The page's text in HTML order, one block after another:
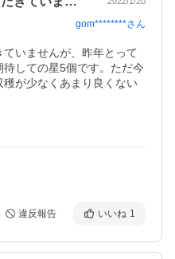
gom********さん
いませんが、昨年とって
しての星5個です。ただ今
が少なくあまり良くない
違反報告 いいね 1